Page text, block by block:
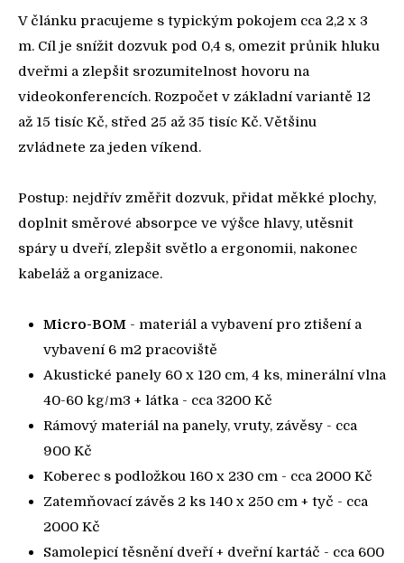
V článku pracujeme s typickým pokojem cca 2,2 x 3
m. Cíl je snížit dozvuk pod 0,4 s, omezit průnik hluku
dveřmi a zlepšit srozumitelnost hovoru na
videokonferencích. Rozpočet v základní variantě 12
až 15 tisíc Kč, střed 25 až 35 tisíc Kč. Většinu
zvládnete za jeden víkend.
Postup: nejdřív změřit dozvuk, přidat měkké plochy,
doplnit směrové absorpce ve výšce hlavy, utěsnit
spáry u dveří, zlepšit světlo a ergonomii, nakonec
kabeláž a organizace.
Micro-BOM - materiál a vybavení pro ztišení a
vybavení 6 m2 pracoviště
Akustické panely 60 x 120 cm, 4 ks, minerální vlna
40-60 kg/m3 + látka - cca 3200 Kč
Rámový materiál na panely, vruty, závěsy - cca
900 Kč
Koberec s podložkou 160 x 230 cm - cca 2000 Kč
Zatemňovací závěs 2 ks 140 x 250 cm + tyč - cca
2000 Kč
Samolepicí těsnění dveří + dveřní kartáč - cca 600